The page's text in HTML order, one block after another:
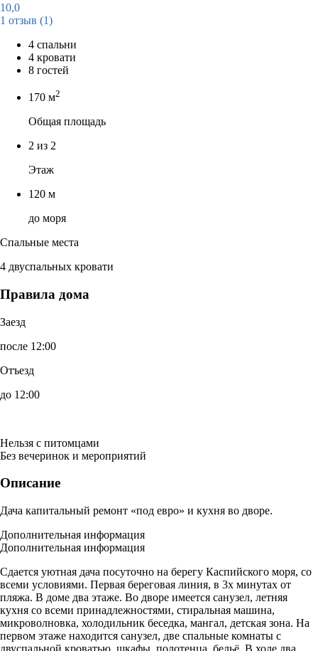
10,0
1 отзыв (1)
4 спальни
4 кровати
8 гостей
170 м2
Общая площадь
2 из 2
Этаж
120 м
до моря
Спальные места
4 двуспальных кровати
Правила дома
Заезд
после 12:00
Отъезд
до 12:00
Нельзя с питомцами
Без вечеринок и мероприятий
Описание
Дача капитальный ремонт «под евро» и кухня во дворе.
Дополнительная информация
Дополнительная информация
Сдается уютная дача посуточно на берегу Каспийского моря, со
всеми условиями. Первая береговая линия, в 3х минутах от
пляжа. В доме два этаже. Во дворе имеется санузел, летняя
кухня со всеми принадлежностями, стиральная машина,
микроволновка, холодильник беседка, мангал, детская зона. На
первом этаже находится санузел, две спальные комнаты с
двуспальной кроватью, шкафы, полотенца, бельё. В холе два